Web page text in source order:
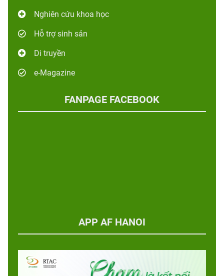
Nghiên cứu khoa học
Hỗ trợ sinh sản
Di truyền
e-Magazine
FANPAGE FACEBOOK
APP AF HANOI